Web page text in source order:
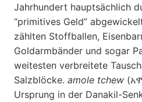
Jahrhundert hauptsächlich
“primitives Geld”
zählten Stoffballen,
Goldarmbänder und sogar
weitesten verbreitete
Salzblöcke. amole tchew
Ursprung in der Danakil-